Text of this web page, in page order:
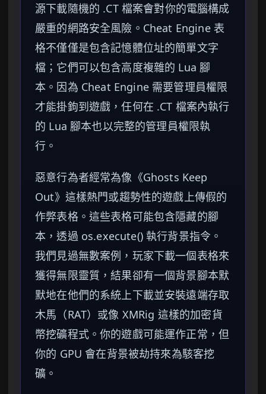
源下載隨機的 .CT 檔案會對你的電腦構成
嚴重的網路安全風險。Cheat Engine 表
格不僅僅是包含記憶體位址的簡單文字
檔；它們可以包含高度複雜的 Lua 腳
本。因為 Cheat Engine 需要管理員權限
才能掛鉤到遊戲，任何在 .CT 檔案內執行
的 Lua 腳本也以完整的管理員權限執
行。
惡意行為者經常為像《Ghosts Keep
Out》這樣熱門或趨勢性的遊戲上傳假的
作弊表格。這些表格可能包含隱藏的腳
本，透過 os.execute() 執行背景指令。
我們見過無數案例，玩家下載一個表格來
獲得無限靈質，結果卻有一個背景腳本默
默地在他們的系統上下載並安裝遠端存取
木馬（RAT）或像 XMRig 這樣的加密貨
幣挖礦程式。你的遊戲可能運作正常，但
你的 GPU 會在背景被劫持來為駭客挖
礦。